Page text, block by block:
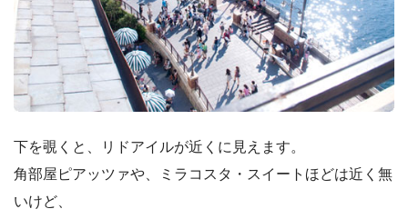
下を覗くと、リドアイルが近くに見えます。
角部屋ピアッツァや、ミラコスタ・スイートほどは近く無
いけど、